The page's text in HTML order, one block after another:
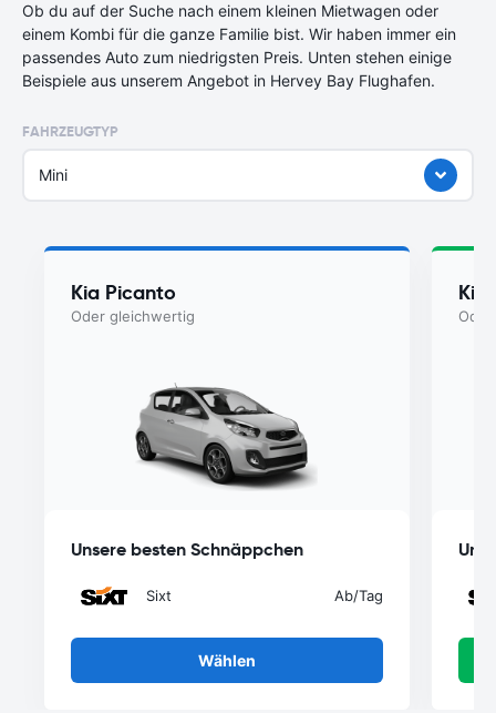
Ob du auf der Suche nach einem kleinen Mietwagen oder
einem Kombi für die ganze Familie bist. Wir haben immer ein
passendes Auto zum niedrigsten Preis. Unten stehen einige
Beispiele aus unserem Angebot in Hervey Bay Flughafen.
FAHRZEUGTYP
Mini
Kia Picanto
Oder gleichwertig
Unsere besten Schnäppchen
Sixt Ab/Tag
Wählen
Kia